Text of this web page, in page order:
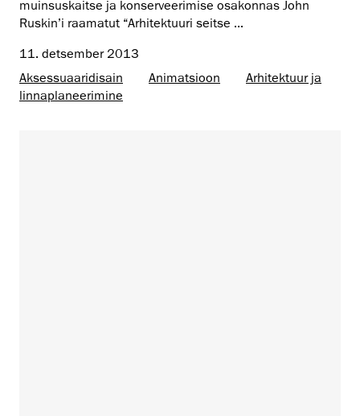
muinsuskaitse ja konserveerimise osakonnas John
Ruskin’i raamatut “Arhitektuuri seitse ...
11. detsember 2013
Aksessuaaridisain
Animatsioon
Arhitektuur ja
linnaplaneerimine